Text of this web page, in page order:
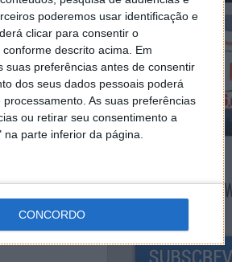
poderemos usar identificação e
clicar para consentir o
descrito acima. Em
preferências antes de consentir
dos seus dados pessoais poderá
As suas preferências
ou retirar seu consentimento a
parte inferior da página.
CONCORDO
NEWSLETTER